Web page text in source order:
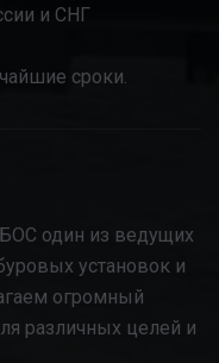
и СНГ
сроки.
один из ведущих
установок и
огромный
различных целей и